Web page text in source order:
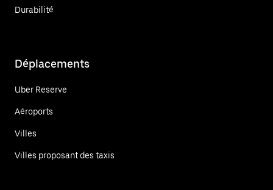
Durabilité
Déplacements
Uber Reserve
Aéroports
Villes
Villes proposant des taxis